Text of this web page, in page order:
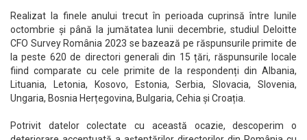
Realizat la finele anului trecut în perioada cuprinsă între lunile
octombrie și până la jumătatea lunii decembrie, studiul Deloitte
CFO Survey România 2023 se bazează pe răspunsurile primite de
la peste 620 de directori generali din 15 țări, răspunsurile locale
fiind comparate cu cele primite de la respondenți din Albania,
Lituania, Letonia, Kosovo, Estonia, Serbia, Slovacia, Slovenia,
Ungaria, Bosnia Herțegovina, Bulgaria, Cehia și Croația.
Potrivit datelor colectate cu această ocazie, descoperim o